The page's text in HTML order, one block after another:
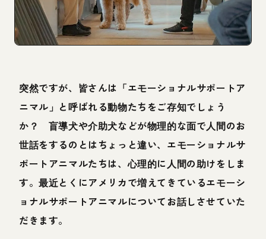
突然ですが、皆さんは「エモーショナルサポートア
ニマル」と呼ばれる動物たちをご存知でしょう
か？ 盲導犬や介助犬などが物理的な面で人間のお
世話をするのとはちょっと違い、エモーショナルサ
ポートアニマルたちは、心理的に人間の助けをしま
す。最近とくにアメリカで増えてきているエモーシ
ョナルサポートアニマルについてお話しさせていた
だきます。